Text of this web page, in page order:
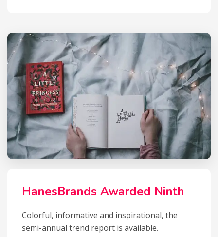
HanesBrands Awarded Ninth
Colorful, informative and inspirational, the
semi-annual trend report is available.